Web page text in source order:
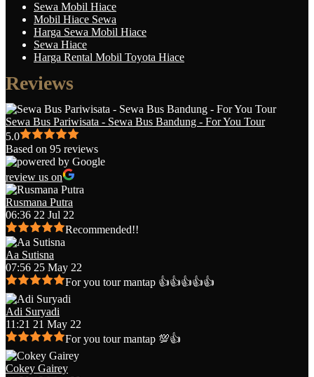
Sewa Mobil Hiace
Mobil Hiace Sewa
Harga Sewa Mobil Hiace
Sewa Hiace
Harga Rental Mobil Toyota Hiace
Reviews
Sewa Bus Pariwisata - Sewa Bus Bandung - For You Tour
5.0
Based on 95 reviews
review us on
Rusmana Putra
06:36 22 Jul 22
Recommended!!
Aa Sutisna
07:56 25 May 22
For you tour mantap 👍👍👍👍👍
Adi Suryadi
11:21 21 May 22
For you tour mantap 💯👍
Cokey Gairey